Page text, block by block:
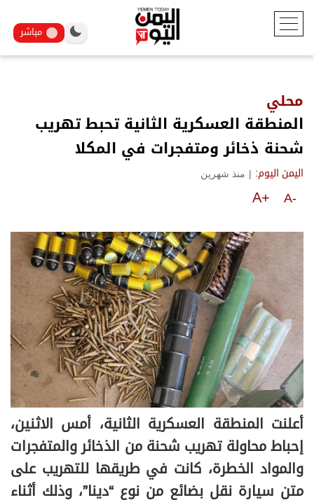
مباشر
محلي
المنطقة العسكرية الثانية تحبط تهريب
شحنة ذخائر ومتفجرات في المكلا
اليمن اليوم: | منذ شهرين
A-
A+
أعلنت المنطقة العسكرية الثانية، أمس الاثنين،
إحباط محاولة تهريب شحنة من الذخائر والمتفجرات
والمواد الخطرة، كانت في طريقها للتهريب على
متن سيارة نقل بضائع من نوع “دينا”، وذلك أثناء